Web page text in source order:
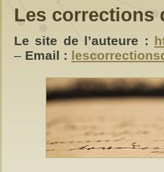
Les corrections
Le site de l’auteure :
– Email :